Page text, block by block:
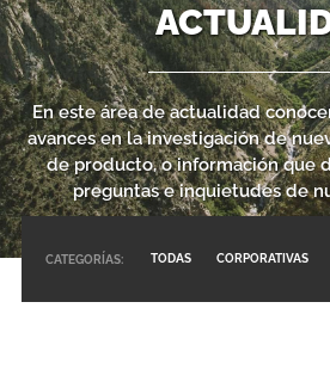
En este área de actualidad
avances en la investigación de
de producto, o información que
preguntas e inquietudes de
CATEGORÍAS: TODAS CORPORATIVAS